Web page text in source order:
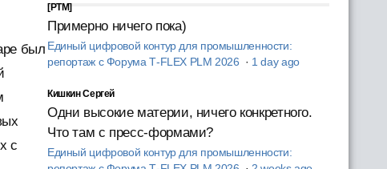
был
с
[PTM]
Примерно ничего пока)
Единый цифровой контур для промышленности:
репортаж с Форума T‑FLEX PLM 2026 · 1 day ago
Кишкин Сергей
Одни высокие материи, ничего конкретного.
Что там с пресс-формами?
Единый цифровой контур для промышленности: